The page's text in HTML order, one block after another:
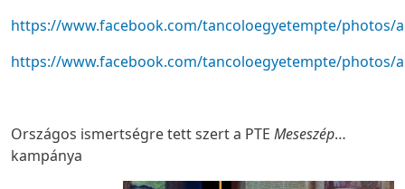
https://www.facebook.com/tancoloegyetempte/photos/
https://www.facebook.com/tancoloegyetempte/photos/
Országos ismertségre tett szert a PTE Meseszép…
kampánya